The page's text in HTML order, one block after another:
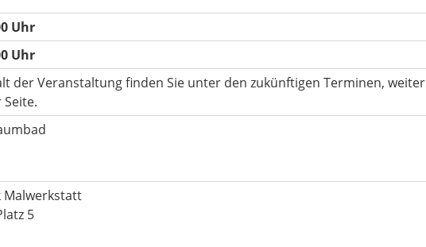
Uhr
Uhr
der Veranstaltung finden Sie unter den zukünftigen Terminen, weiter
Malwerkstatt
5